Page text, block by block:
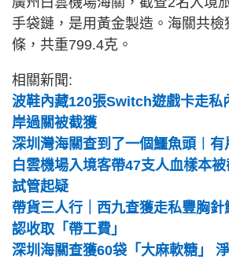
手袋鏈，是用黃金製造。海關共
條，共重799.4克。
相關新聞:
波鞋內藏120張Switch遊戲卡走
岸過關被截獲
深圳灣海關查到了一個鱷魚頭︱有
白雲機場入境客帶47支人血樣本
試管起疑
帶貨三人行｜西九查獲走私豐胸
認收取「帶工費」
深圳海關查獲60袋「大麻軟糖」